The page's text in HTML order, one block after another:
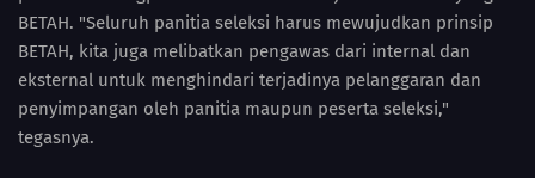
BETAH. "Seluruh panitia seleksi harus mewujudkan prinsip
BETAH, kita juga melibatkan pengawas dari internal dan
eksternal untuk menghindari terjadinya pelanggaran dan
penyimpangan oleh panitia maupun peserta seleksi,"
tegasnya.